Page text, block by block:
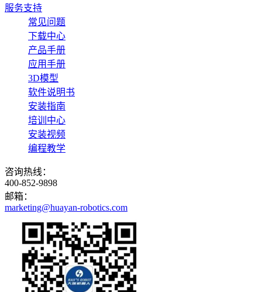
服务支持
常见问题
下载中心
产品手册
应用手册
3D模型
软件说明书
安装指南
培训中心
安装视频
编程教学
咨询热线：
400-852-9898
邮箱：
marketing@huayan-robotics.com